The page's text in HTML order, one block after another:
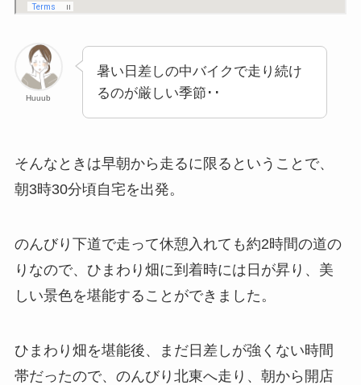
Huuub
暑い日差しの中バイクで走り続け
るのが厳しい季節･･
そんなときは早朝から走るに限るということで、
朝3時30分頃自宅を出発。
のんびり下道で走って休憩入れても約2時間の道の
りなので、ひまわり畑に到着時には日が昇り、美
しい景色を堪能することができました。
ひまわり畑を堪能後、まだ日差しが強くない時間
帯だったので、のんびり北東へ走り、朝から開店